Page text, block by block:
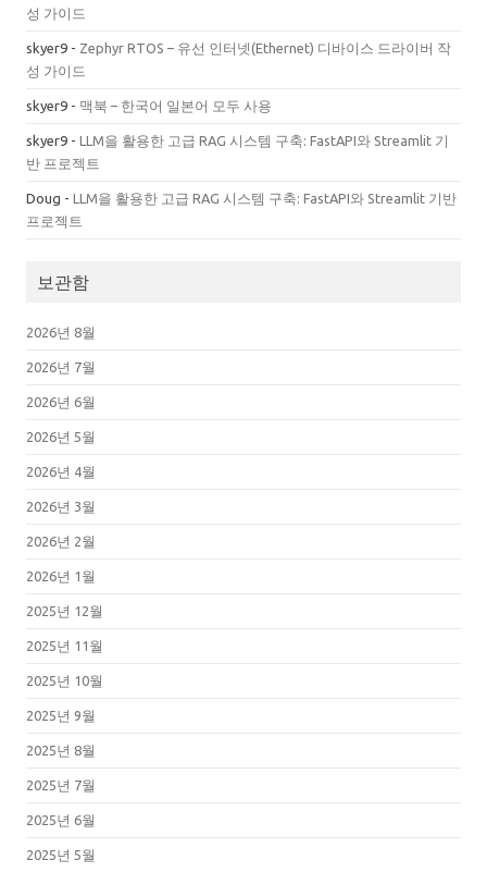
성 가이드
skyer9 - Zephyr RTOS – 유선 인터넷(Ethernet) 디바이스 드라이버 작
성 가이드
skyer9 - 맥북 – 한국어 일본어 모두 사용
skyer9 - LLM을 활용한 고급 RAG 시스템 구축: FastAPI와 Streamlit 기
반 프로젝트
Doug - LLM을 활용한 고급 RAG 시스템 구축: FastAPI와 Streamlit 기반
프로젝트
보관함
2026년 8월
2026년 7월
2026년 6월
2026년 5월
2026년 4월
2026년 3월
2026년 2월
2026년 1월
2025년 12월
2025년 11월
2025년 10월
2025년 9월
2025년 8월
2025년 7월
2025년 6월
2025년 5월